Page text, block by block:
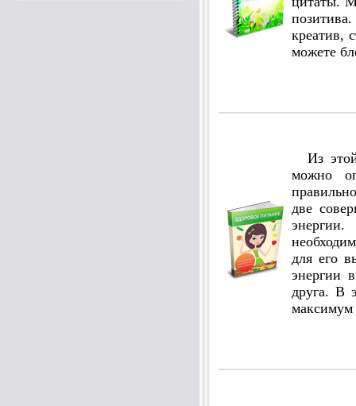
креатив,
можете
Из
можно
две
для его
энергии
друга. В
максимум